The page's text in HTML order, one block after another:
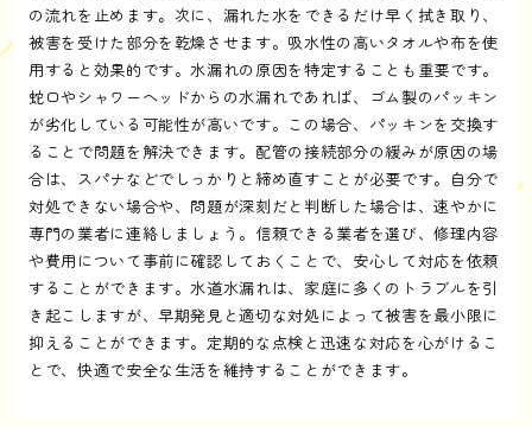
の流れを止めます。次に、漏れた水をできるだけ早く拭き取り、
被害を受けた部分を乾燥させます。吸水性の高いタオルや布を使
用すると効果的です。水漏れの原因を特定することも重要です。
蛇口やシャワーヘッドからの水漏れであれば、ゴム製のパッキン
が劣化している可能性が高いです。この場合、パッキンを交換す
ることで問題を解決できます。配管の接続部分の緩みが原因の場
合は、スパナなどでしっかりと締め直すことが必要です。自分で
対処できない場合や、問題が深刻だと判断した場合は、速やかに
専門の業者に連絡しましょう。信頼できる業者を選び、修理内容
や費用について事前に確認しておくことで、安心して対応を依頼
することができます。水道水漏れは、家庭に多くのトラブルを引
き起こしますが、早期発見と適切な対処によって被害を最小限に
抑えることができます。定期的な点検と迅速な対応を心がけるこ
とで、快適で安全な生活を維持することができます。